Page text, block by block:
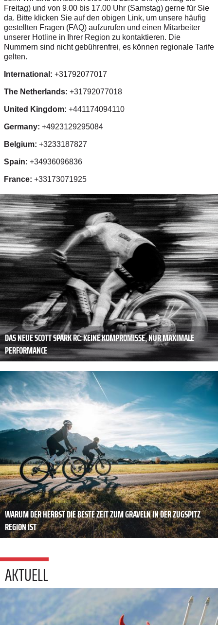
Freitag) und von 9.00 bis 17.00 Uhr (Samstag) gerne für Sie
da. Bitte klicken Sie auf den obigen Link, um unsere häufig
gestellten Fragen (FAQ) aufzurufen und einen Mitarbeiter
unserer Hotline in Ihrer Region zu kontaktieren. Die
Nummern sind nicht gebührenfrei, es können regionale Tarife
gelten.
International: +31792077017
The Netherlands: +31792077018
United Kingdom: +441174094110
Germany: +4923129295084
Belgium: +3233187827
Spain: +34936096836
France: +33173071925
DAS NEUE SCOTT SPARK RC: KEINE KOMPROMISSE, NUR MAXIMALE
PERFORMANCE
WARUM DER HERBST DIE BESTE ZEIT ZUM GRAVELN IN DER ZUGSPITZ
REGION IST
AKTUELL